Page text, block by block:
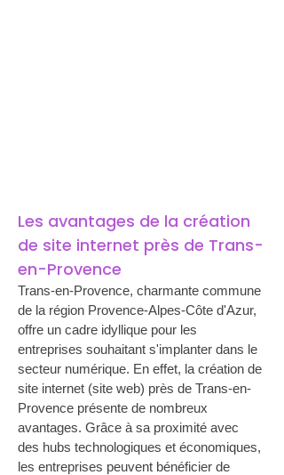
Les avantages de la création
de site internet près de Trans-
en-Provence
Trans-en-Provence, charmante commune
de la région Provence-Alpes-Côte d'Azur,
offre un cadre idyllique pour les
entreprises souhaitant s'implanter dans le
secteur numérique. En effet, la création de
site internet (site web) près de Trans-en-
Provence présente de nombreux
avantages. Grâce à sa proximité avec
des hubs technologiques et économiques,
les entreprises peuvent bénéficier de